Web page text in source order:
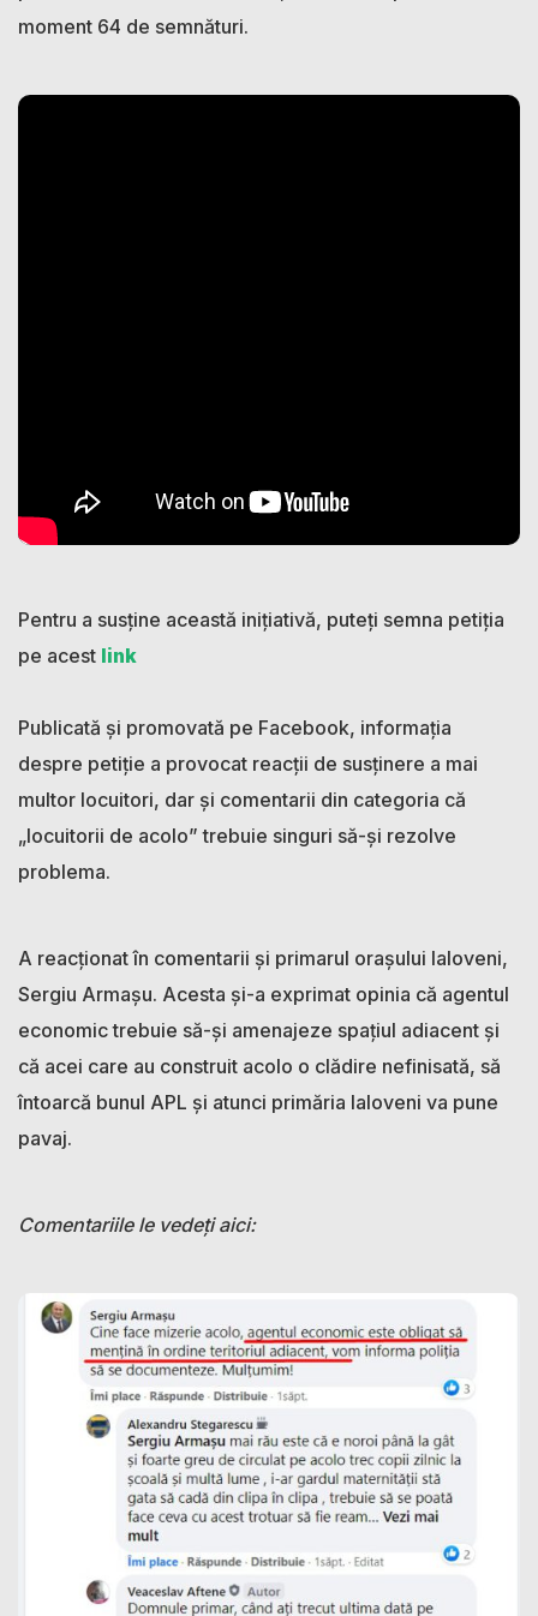
moment 64 de semnături.
Pentru a susține această inițiativă, puteți semna petiția
pe acest link
Publicată și promovată pe Facebook, informația
despre petiție a provocat reacții de susținere a mai
multor locuitori, dar și comentarii din categoria că
„locuitorii de acolo” trebuie singuri să-și rezolve
problema.
A reacționat în comentarii și primarul orașului Ialoveni,
Sergiu Armașu. Acesta și-a exprimat opinia că agentul
economic trebuie să-și amenajeze spațiul adiacent și
că acei care au construit acolo o clădire nefinisată, să
întoarcă bunul APL și atunci primăria Ialoveni va pune
pavaj.
Comentariile le vedeți aici: